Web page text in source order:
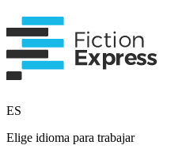
ES
Elige idioma para trabajar